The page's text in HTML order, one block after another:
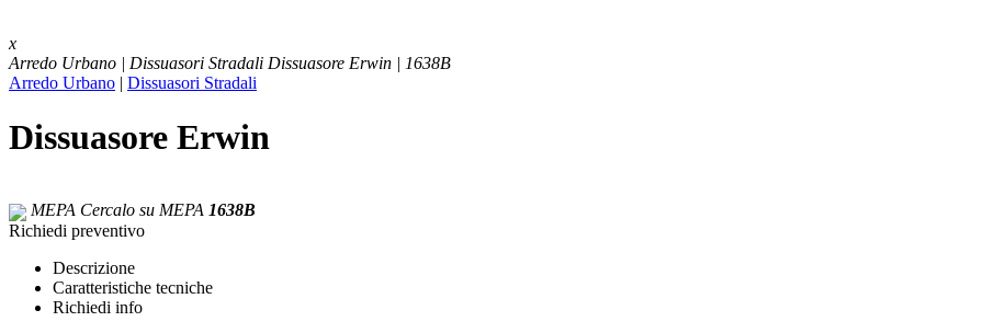
x
Arredo Urbano | Dissuasori Stradali Dissuasore Erwin | 1638B
Arredo Urbano | Dissuasori Stradali
Dissuasore Erwin
MEPA Cercalo su MEPA 1638B
Richiedi preventivo
Descrizione
Caratteristiche tecniche
Richiedi info